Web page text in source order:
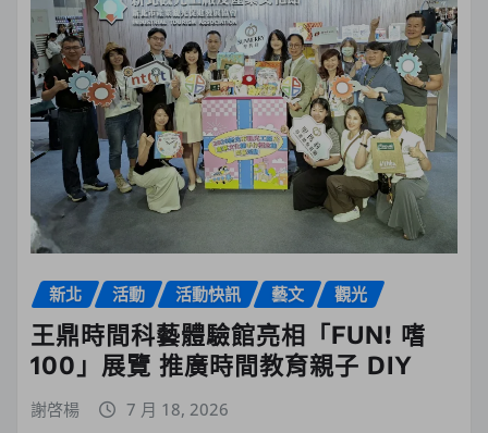
新北 活動 活動快訊 藝文 觀光
王鼎時間科藝體驗館亮相「FUN! 嗜
100」展覽 推廣時間教育親子 DIY
謝啓楊 7 月 18, 2026